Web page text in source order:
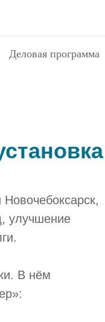
Деловая программа
улучшение
В нём